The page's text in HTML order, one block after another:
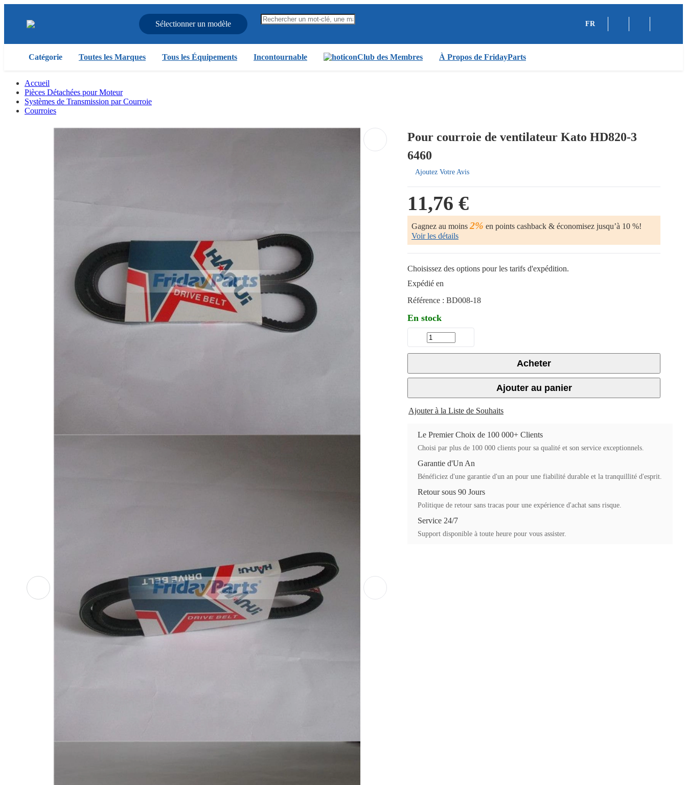
Sélectionner un modèle FR
Catégorie Toutes les Marques Tous les Équipements Incontournable Club des Membres À Propos de FridayParts
Accueil
Pièces Détachées pour Moteur
Systèmes de Transmission par Courroie
Courroies
Pour courroie de ventilateur Kato HD820-3
6460
Ajoutez Votre Avis
11,76 €
Gagnez au moins 2% en points cashback & économisez jusqu’à 10 %!
Voir les détails
Choisissez des options pour les tarifs d'expédition.
Expédié en
Référence : BD008-18
En stock
Acheter
Ajouter au panier
Ajouter à la Liste de Souhaits
Le Premier Choix de 100 000+ Clients
Choisi par plus de 100 000 clients pour sa qualité et son service exceptionnels.
Garantie d'Un An
Bénéficiez d'une garantie d'un an pour une fiabilité durable et la tranquillité d'esprit.
Retour sous 90 Jours
Politique de retour sans tracas pour une expérience d'achat sans risque.
Service 24/7
Support disponible à toute heure pour vous assister.